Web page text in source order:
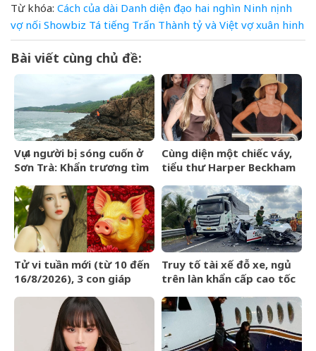
Từ khóa: Cách của dài Danh diện đạo hai nghìn Ninh nịnh
vợ nối Showbiz Tá tiếng Trấn Thành tỷ và Việt vợ xuân hinh
Bài viết cùng chủ đề:
Vụ 4 người bị sóng cuốn ở
Sơn Trà: Khẩn trương tìm
Cùng diện một chiếc váy,
tiểu thư Harper Beckham
Victoria lại gây chú ý vì
vóc dáng gầy gò
Tử vi tuần mới (từ 10 đến
16/8/2026), 3 con giáp
vàng dư dả
Truy tố tài xế đỗ xe, ngủ
trên làn khẩn cấp cao tốc